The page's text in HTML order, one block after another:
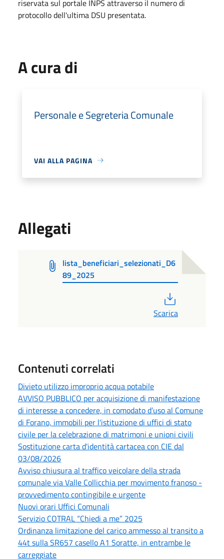
riservata sul portale INPS attraverso il numero di
protocollo dell'ultima DSU presentata.
A cura di
Personale e Segreteria Comunale
VAI ALLA PAGINA
Allegati
lista_beneficiari_selezionati_D6
89_2025
Scarica
Contenuti correlati
Divieto utilizzo improprio acqua potabile
AVVISO PUBBLICO per acquisizione di manifestazione
di interesse a concedere, in comodato d’uso al Comune
di Forano, immobili per l'istituzione di uffici di stato
civile per la celebrazione di matrimoni e unioni civili
Sostituzione carta d'identità cartacea con CIE dal
03/08/2026
Avviso chiusura al traffico veicolare della strada
comunale via Valle Collicchia per movimento franoso -
provvedimento contingibile e urgente
Nuovi orari Uffici Comunali
Servizio COTRAL “Chiedi a me” 2025
Ordinanza limitazione del carico ammesso al transito a
44t sulla SR657 casello A1 Soratte, in entrambe le
carreggiate